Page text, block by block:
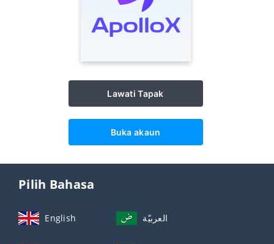
Lawati Tapak
Buka akaun
Pilih Bahasa
English العربيّة